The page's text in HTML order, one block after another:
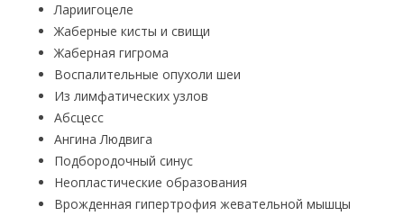
Лариигоцеле
Жаберные кисты и свищи
Жаберная гигрома
Воспалительные опухоли шеи
Из лимфатических узлов
Абсцесс
Ангина Людвига
Подбородочный синус
Неопластические образования
Врожденная гипертрофия жевательной мышцы